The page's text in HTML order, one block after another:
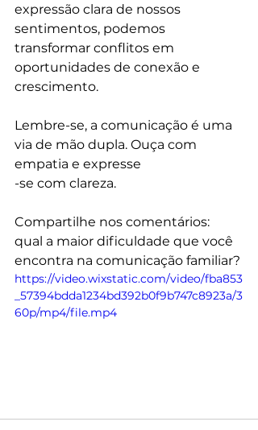
expressão clara de nossos
sentimentos, podemos
transformar conflitos em
oportunidades de conexão e
crescimento.
Lembre-se, a comunicação é uma
via de mão dupla. Ouça com
empatia e expresse
-se com clareza.
Compartilhe nos comentários:
qual a maior dificuldade que você
encontra na comunicação familiar?
https://video.wixstatic.com/video/fba853
_57394bdda1234bd392b0f9b747c8923a/3
60p/mp4/file.mp4